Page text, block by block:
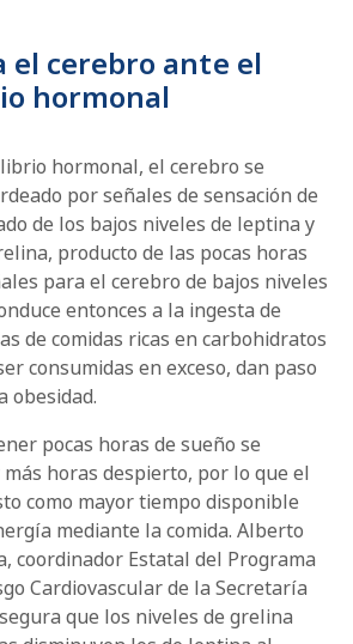
el cerebro ante el
hormonal
hormonal, el cerebro se
por señales de sensación de
de los bajos niveles de leptina y
producto de las pocas horas
para el cerebro de bajos niveles
entonces a la ingesta de
de comidas ricas en carbohidratos
consumidas en exceso, dan paso
obesidad.
pocas horas de sueño se
horas despierto, por lo que el
como mayor tiempo disponible
mediante la comida. Alberto
coordinador Estatal del Programa
Cardiovascular de la Secretaría
que los niveles de grelina